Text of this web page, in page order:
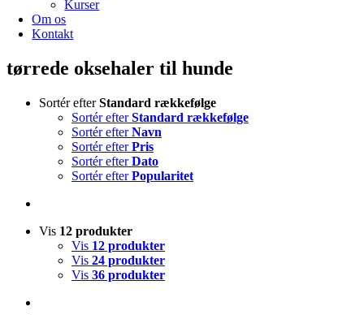
Kurser
Om os
Kontakt
tørrede oksehaler til hunde
Sortér efterStandard rækkefølge
Sortér efterStandard rækkefølge
Sortér efterNavn
Sortér efterPris
Sortér efterDato
Sortér efterPopularitet
Vis 12 produkter
Vis 12 produkter
Vis 24 produkter
Vis 36 produkter